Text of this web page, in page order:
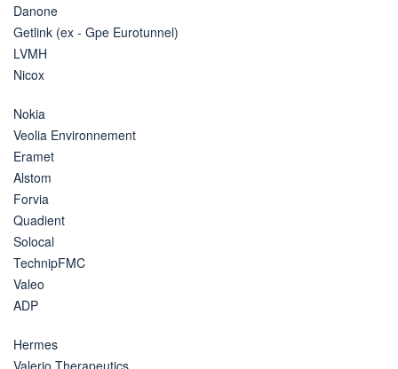
Danone
Getlink (ex - Gpe Eurotunnel)
LVMH
Nicox
Nokia
Veolia Environnement
Eramet
Alstom
Forvia
Quadient
Solocal
TechnipFMC
Valeo
ADP
Hermes
Valerio Therapeutics